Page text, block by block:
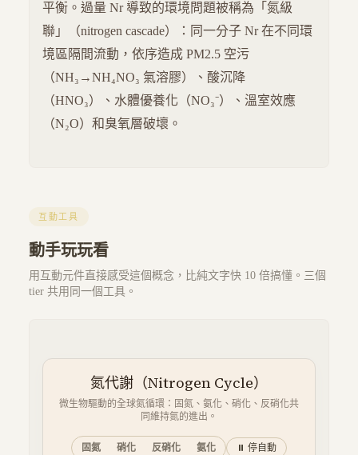
平衡。過量 Nr 導致的環境問題被稱為「氮級
聯」（nitrogen cascade）：同一分子 Nr 在不同環
境區隔間流動，依序造成 PM2.5 空污
（NH₃→NH₄NO₃ 氣溶膠）、酸沉降
（HNO₃）、水體優養化（NO₃⁻）、溫室效應
（N₂O）和臭氧層破壞。
互動工具
動手玩玩看
用互動元件直接感受這個概念，比純文字快 10 倍搞懂。三個
tier 共用同一個工具。
氮代謝（Nitrogen Cycle）
微生物驅動的全球氮循環：固氮、氨化、硝化、反硝化共
同維持氮的進出。
固氮 硝化 反硝化 氨化
⏸ 停自動